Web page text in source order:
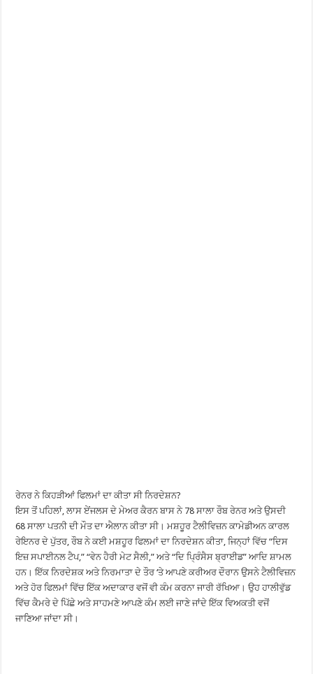
ਰੇਨਰ ਨੇ ਕਿਹੜੀਆਂ ਫਿਲਮਾਂ ਦਾ ਕੀਤਾ ਸੀ ਨਿਰਦੇਸ਼ਨ?
ਇਸ ਤੋਂ ਪਹਿਲਾਂ, ਲਾਸ ਏਂਜਲਸ ਦੇ ਮੇਅਰ ਕੈਰਨ ਬਾਸ ਨੇ 78 ਸਾਲਾ ਰੌਬ ਰੇਨਰ ਅਤੇ ਉਸਦੀ
68 ਸਾਲਾ ਪਤਨੀ ਦੀ ਮੌਤ ਦਾ ਐਲਾਨ ਕੀਤਾ ਸੀ। ਮਸ਼ਹੂਰ ਟੈਲੀਵਿਜ਼ਨ ਕਾਮੇਡੀਅਨ ਕਾਰਲ
ਰੇਇਨਰ ਦੇ ਪੁੱਤਰ, ਰੌਬ ਨੇ ਕਈ ਮਸ਼ਹੂਰ ਫਿਲਮਾਂ ਦਾ ਨਿਰਦੇਸ਼ਨ ਕੀਤਾ, ਜਿਨ੍ਹਾਂ ਵਿੱਚ “ਦਿਸ
ਇਜ਼ ਸਪਾਈਨਲ ਟੈਪ,” “ਵੇਨ ਹੈਰੀ ਮੇਟ ਸੈਲੀ,” ਅਤੇ “ਦਿ ਪ੍ਰਿੰਸੈਸ ਬ੍ਰਾਈਡ” ਆਦਿ ਸ਼ਾਮਲ
ਹਨ। ਇੱਕ ਨਿਰਦੇਸ਼ਕ ਅਤੇ ਨਿਰਮਾਤਾ ਦੇ ਤੌਰ ‘ਤੇ ਆਪਣੇ ਕਰੀਅਰ ਦੌਰਾਨ ਉਸਨੇ ਟੈਲੀਵਿਜ਼ਨ
ਅਤੇ ਹੋਰ ਫਿਲਮਾਂ ਵਿੱਚ ਇੱਕ ਅਦਾਕਾਰ ਵਜੋਂ ਵੀ ਕੰਮ ਕਰਨਾ ਜਾਰੀ ਰੱਖਿਆ। ਉਹ ਹਾਲੀਵੁੱਡ
ਵਿੱਚ ਕੈਮਰੇ ਦੇ ਪਿੱਛੇ ਅਤੇ ਸਾਹਮਣੇ ਆਪਣੇ ਕੰਮ ਲਈ ਜਾਣੇ ਜਾਂਦੇ ਇੱਕ ਵਿਅਕਤੀ ਵਜੋਂ
ਜਾਣਿਆ ਜਾਂਦਾ ਸੀ।